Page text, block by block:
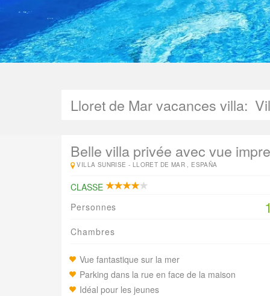
Lloret de Mar vacances villa:
Belle villa privée avec vue
VILLA SUNRISE - LLORET DE MAR , ESPAÑA
CLASSE
Personnes
Chambres
Vue fantastique sur la mer
Parking dans la rue en face de la maison
Idéal pour les jeunes